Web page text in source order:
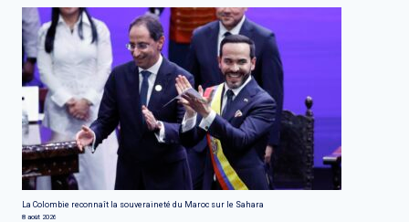
La Colombie reconnaît la souveraineté du Maroc sur le Sahara
8 août 2026